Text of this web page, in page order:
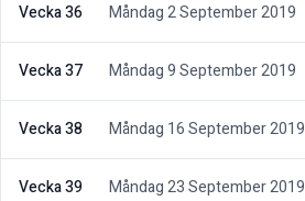
Vecka 36 Måndag 2 September 2019
Vecka 37 Måndag 9 September 2019
Vecka 38 Måndag 16 September 2019
Vecka 39 Måndag 23 September 2019